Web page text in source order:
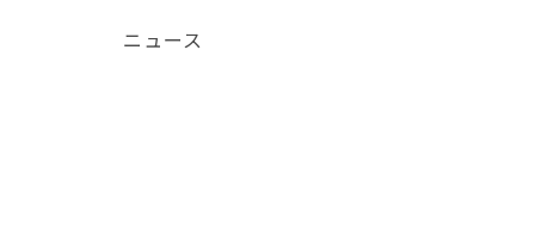
ニュース